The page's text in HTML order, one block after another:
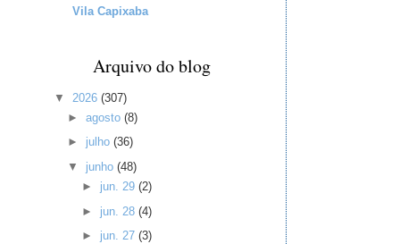
Vila Capixaba
Arquivo do blog
▼ 2026 (307)
►agosto(8)
► julho(36)
▼ junho(48)
► jun. 29 (2)
► jun. 28 (4)
► jun. 27 (3)